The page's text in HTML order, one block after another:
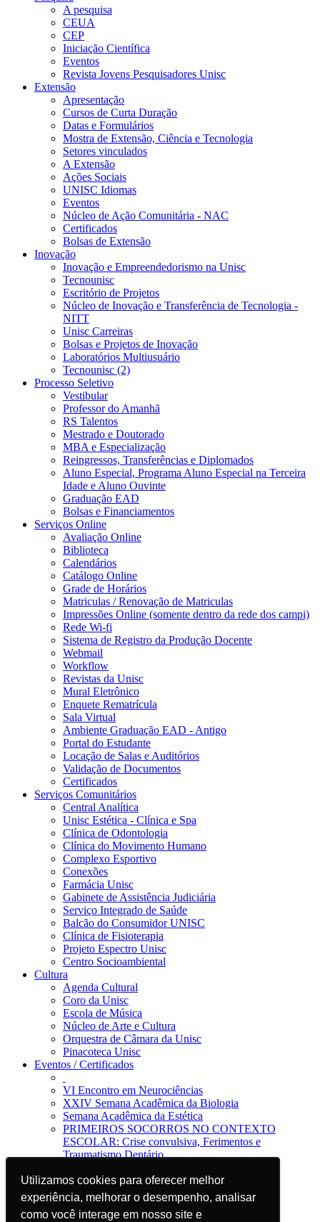
Utilizamos cookies para oferecer melhor
experiência, melhorar o desempenho, analisar
como você interage em nosso site e
Utilizamos cookies para oferecer melhor
experiência, melhorar o desempenho, analisar
como você interage em nosso site e
A pesquisa
CEUA
CEP
Iniciação Científica
Eventos
Revista Jovens Pesquisadores Unisc
Extensão
Apresentação
Cursos de Curta Duração
Datas e Formulários
Mostra de Extensão, Ciência e Tecnologia
Setores vinculados
A Extensão
Ações Sociais
UNISC Idiomas
Eventos
Núcleo de Ação Comunitária - NAC
Certificados
Bolsas de Extensão
Inovação
Inovação e Empreendedorismo na Unisc
Tecnounisc
Escritório de Projetos
Núcleo de Inovação e Transferência de Tecnologia -
NITT
Unisc Carreiras
Bolsas e Projetos de Inovação
Laboratórios Multiusuário
Tecnounisc (2)
Processo Seletivo
Vestibular
Professor do Amanhã
RS Talentos
Mestrado e Doutorado
MBA e Especialização
Reingressos, Transferências e Diplomados
Aluno Especial, Programa Aluno Especial na Terceira
Idade e Aluno Ouvinte
Graduação EAD
Bolsas e Financiamentos
Serviços Online
Avaliação Online
Biblioteca
Calendários
Catálogo Online
Grade de Horários
Matriculas / Renovação de Matriculas
Impressões Online (somente dentro da rede dos campi)
Rede Wi-fi
Sistema de Registro da Produção Docente
Webmail
Workflow
Revistas da Unisc
Mural Eletrônico
Enquete Rematrícula
Sala Virtual
Ambiente Graduação EAD - Antigo
Portal do Estudante
Locação de Salas e Auditórios
Validação de Documentos
Certificados
Serviços Comunitários
Central Analítica
Unisc Estética - Clínica e Spa
Clínica de Odontologia
Clínica do Movimento Humano
Complexo Esportivo
Conexões
Farmácia Unisc
Gabinete de Assistência Judiciária
Serviço Integrado de Saúde
Balcão do Consumidor UNISC
Clínica de Fisioterapia
Projeto Espectro Unisc
Centro Socioambiental
Cultura
Agenda Cultural
Coro da Unisc
Escola de Música
Núcleo de Arte e Cultura
Orquestra de Câmara da Unisc
Pinacoteca Unisc
Eventos / Certificados
VI Encontro em Neurociências
XXIV Semana Acadêmica da Biologia
Semana Acadêmica da Estética
PRIMEIROS SOCORROS NO CONTEXTO
ESCOLAR: Crise convulsiva, Ferimentos e
Traumatismo Dentário
Jornal da Unisc
Notícias
Imprensa
Blog EAD